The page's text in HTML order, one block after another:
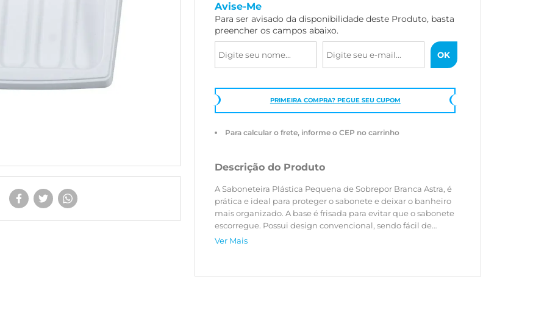
Avise-Me
Para ser avisado da disponibilidade deste Produto, basta
preencher os campos abaixo.
PRIMEIRA COMPRA? PEGUE SEU CUPOM
Para calcular o frete, informe o CEP no carrinho
Descrição do Produto
A Saboneteira Plástica Pequena de Sobrepor Branca Astra, é
prática e ideal para proteger o sabonete e deixar o banheiro
mais organizado. A base é frisada para evitar que o sabonete
escorregue. Possui design convencional, sendo fácil de
combinar com os demais acessórios. Acompanha kit de
Ver Mais